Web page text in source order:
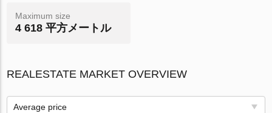
Maximum size
4 618 平方メートル
REALESTATE MARKET OVERVIEW
Average price